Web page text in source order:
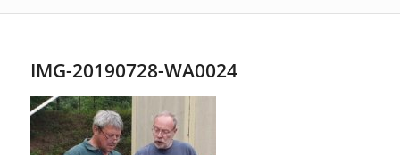
IMG-20190728-WA0024